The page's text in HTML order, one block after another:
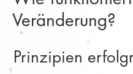
Veränderung?
Prinzipien